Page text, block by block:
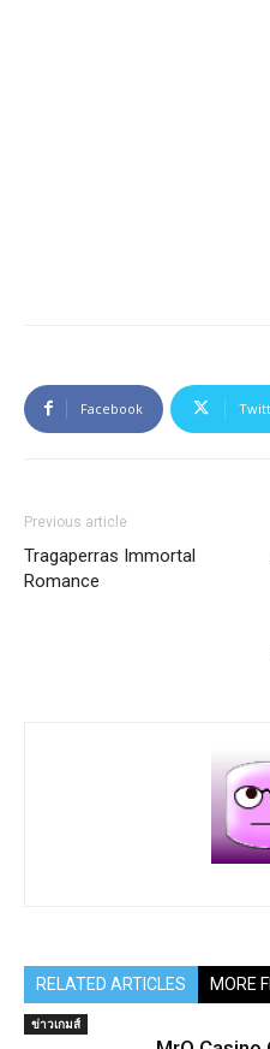
Facebook
Previous article
Tragaperras Immortal
Romance
RELATED ARTICLES MORE
ข่าวเกมส์